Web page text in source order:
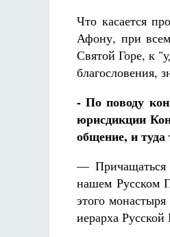
Что касается
Афону, при всем
Святой Горе, к
благословения,
- По поводу
юрисдикции
общение, и
— Причащаться
нашем Русском
этого
иерарха